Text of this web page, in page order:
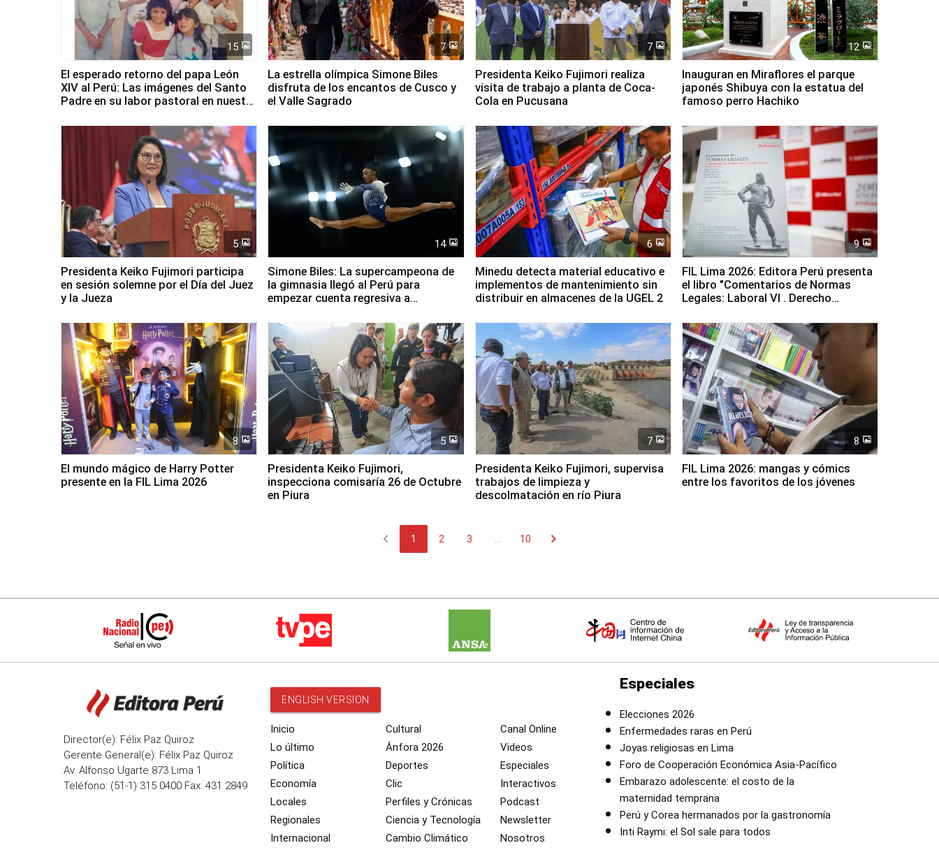
15
El esperado retorno del papa León
XIV al Perú: Las imágenes del Santo
Padre en su labor pastoral en nuestro
7
La estrella olímpica Simone Biles
disfruta de los encantos de Cusco y
el Valle Sagrado
7
Presidenta Keiko Fujimori realiza
visita de trabajo a planta de Coca-
Cola en Pucusana
12
Inauguran en Miraflores el parque
japonés Shibuya con la estatua del
famoso perro Hachiko
5
Presidenta Keiko Fujimori participa
en sesión solemne por el Día del Juez
y la Jueza
14
Simone Biles: La supercampeona de
la gimnasia llegó al Perú para
empezar cuenta regresiva a
6
Minedu detecta material educativo e
implementos de mantenimiento sin
distribuir en almacenes de la UGEL 2
9
FIL Lima 2026: Editora Perú presenta
el libro "Comentarios de Normas
Legales: Laboral Vl . Derecho
8
El mundo mágico de Harry Potter
presente en la FIL Lima 2026
5
Presidenta Keiko Fujimori,
inspecciona comisaría 26 de Octubre
en Piura
7
Presidenta Keiko Fujimori, supervisa
trabajos de limpieza y
descolmatación en río Piura
8
FIL Lima 2026: mangas y cómics
entre los favoritos de los jóvenes
chevron_left 1 2 3 10 chevron_right
Director(e): Félix Paz Quiroz
Gerente General(e): Félix Paz Quiroz
Av. Alfonso Ugarte 873 Lima 1
Teléfono: (51-1) 315 0400 Fax: 431 2849
ENGLISH VERSION
Inicio
Lo último
Política
Economía
Locales
Regionales
Internacional
Cultural
Ánfora 2026
Deportes
Clic
Perfiles y Crónicas
Ciencia y Tecnología
Cambio Climático
Canal Online
Videos
Especiales
Interactivos
Podcast
Newsletter
Nosotros
Especiales
Elecciones 2026
Enfermedades raras en Perú
Joyas religiosas en Lima
Foro de Cooperación Económica Asia-Pacífico
Embarazo adolescente: el costo de la
maternidad temprana
Perú y Corea hermanados por la gastronomía
Inti Raymi: el Sol sale para todos